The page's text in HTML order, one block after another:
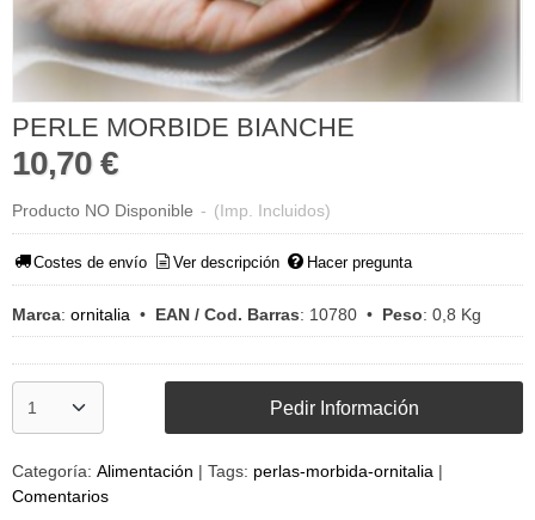
PERLE MORBIDE BIANCHE
10,70 €
Producto NO Disponible - (Imp. Incluidos)
Costes de envío Ver descripción Hacer pregunta
Marca: ornitalia • EAN / Cod. Barras: 10780 • Peso: 0,8 Kg
Pedir Información
Categoría: Alimentación | Tags: perlas-morbida-ornitalia |
Comentarios